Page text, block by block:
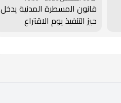
قانون المسطرة المدنية يدخل
حيز التنفيذ يوم الاقتراع